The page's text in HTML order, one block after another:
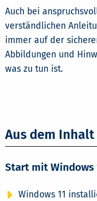
Auch bei
verständlichen
immer auf der
Abbildungen und
was zu tun ist.
Aus dem Inhalt
Start mit Windows
Windows 11